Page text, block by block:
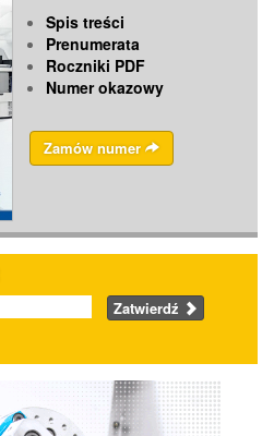
Spis treści
Prenumerata
Roczniki PDF
Numer okazowy
Zamów numer
Zatwierdź